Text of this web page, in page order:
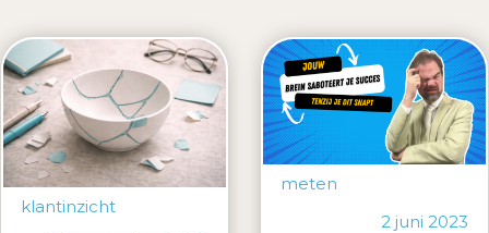
klantinzicht
meten
2 juni 2023